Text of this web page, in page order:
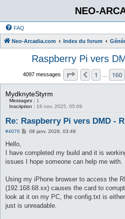
NEO-
FAQ
Neo-Arcadia.com Index du forum
Raspberry Pi vers
4097 messages Page 164 sur164
Précédent
1 160
MydknyteStyrm
Messages : 1
Inscription : 16 nov. 2025, 05:09
Re: Raspberry Pi vers DMD -
#4076
M
a
g
08 janv. 2026, 03:49
Hello,
I have completed my build and it is
issues I hope someone can help me with.
Using my iPhone browser to access the
(192.168.68.xx) causes the card to
look at it on my PC, the config.txt is
just is unreadable.